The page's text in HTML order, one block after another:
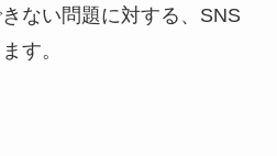
ない問題に対する、SNS
す。